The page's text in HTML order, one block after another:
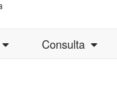
Consulta